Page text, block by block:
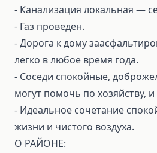
- Канализация локальная —
- Газ проведен.
- Дорога к дому
легко в любое время года.
- Соседи спокойные,
могут помочь по хозяйству,
- Идеальное сочетание
жизни и чистого воздуха.
О РАЙОНЕ: